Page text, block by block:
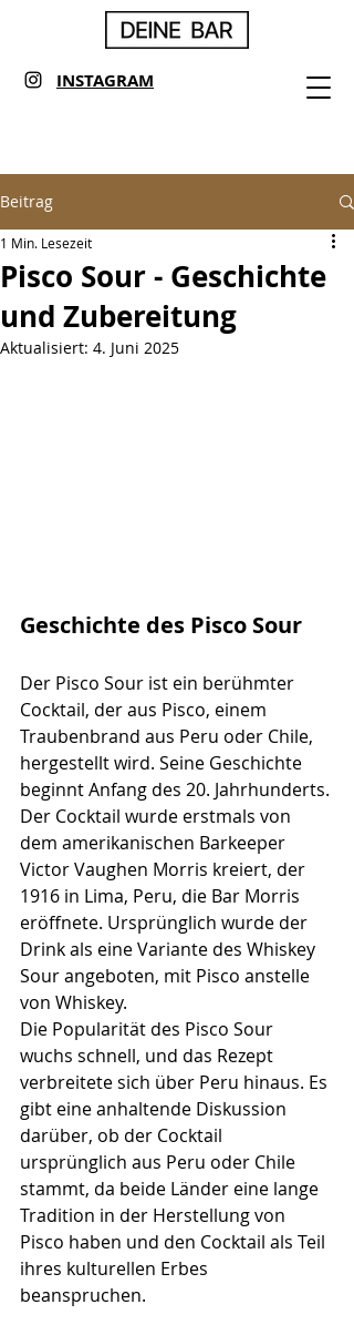
INSTAGRAM
Beitrag
Pisco Sour - Geschichte
und Zubereitung
1 Min. Lesezeit
Aktualisiert: 4. Juni 2025
Geschichte des Pisco Sour
Der Pisco Sour ist ein berühmter
Cocktail, der aus Pisco, einem
Traubenbrand aus Peru oder Chile,
hergestellt wird. Seine Geschichte
beginnt Anfang des 20. Jahrhunderts.
Der Cocktail wurde erstmals von
dem amerikanischen Barkeeper
Victor Vaughen Morris kreiert, der
1916 in Lima, Peru, die Bar Morris
eröffnete. Ursprünglich wurde der
Drink als eine Variante des Whiskey
Sour angeboten, mit Pisco anstelle
von Whiskey.
Die Popularität des Pisco Sour
wuchs schnell, und das Rezept
verbreitete sich über Peru hinaus. Es
gibt eine anhaltende Diskussion
darüber, ob der Cocktail
ursprünglich aus Peru oder Chile
stammt, da beide Länder eine lange
Tradition in der Herstellung von
Pisco haben und den Cocktail als Teil
ihres kulturellen Erbes
beanspruchen.